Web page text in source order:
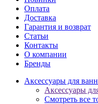
Оплата
Доставка
Гарантия и возврат
Статьи
Контакты
О компании
Бренды
Аксессуары для
Аксессуары
Смотреть все